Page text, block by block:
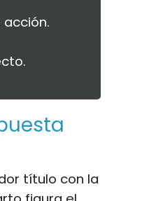
título con la